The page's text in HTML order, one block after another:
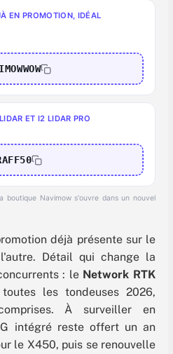
EN PROMOTION, IDÉAL
ET I2 LIDAR PRO
boutique Navimow s'ouvre dans un nouvel
déjà présente sur le
Détail qui change la
: le Network RTK
les tondeuses 2026,
À surveiller en
intégré reste offert un an
le X450, puis se renouvelle